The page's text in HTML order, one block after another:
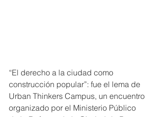
“El derecho a la ciudad como
construcción popular”: fue el lema de
Urban Thinkers Campus, un encuentro
organizado por el Ministerio Público